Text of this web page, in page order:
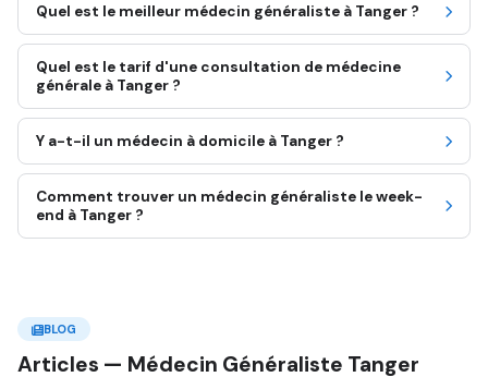
Quel est le meilleur médecin généraliste à Tanger ?
Quel est le tarif d'une consultation de médecine
générale à Tanger ?
Y a-t-il un médecin à domicile à Tanger ?
Comment trouver un médecin généraliste le week-
end à Tanger ?
BLOG
Articles — Médecin Généraliste Tanger